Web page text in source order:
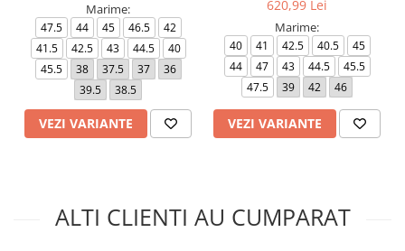
Marime:
47.5 44 45 46.5
42
41.5
42.5 43 44.5
40
45.5
38 37.5 37
36
39.5
38.5
VEZI VARIANTE
620,99 Lei
Marime:
40 41 42.5 40.5
45
44
47 43 44.5
45.5
47.5
39 42 46
VEZI VARIANTE
ALTI CLIENTI AU CUMPARAT